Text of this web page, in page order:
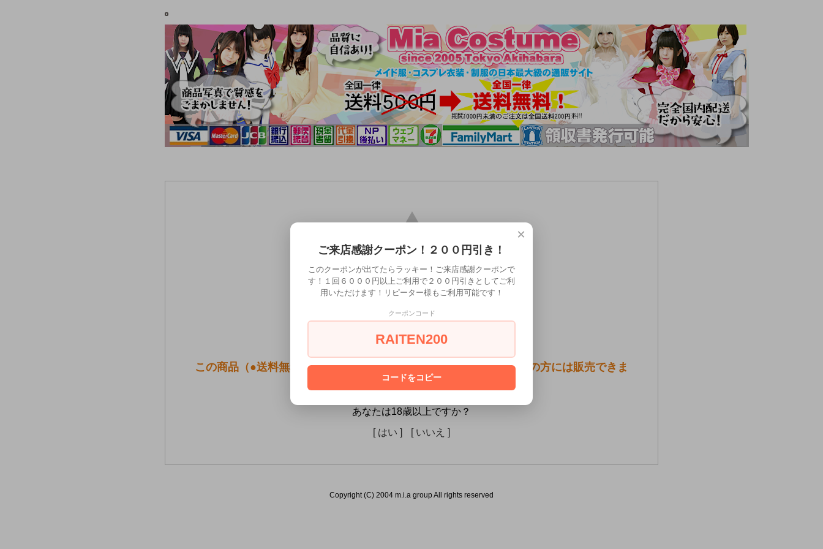
この商品（●送料無料●Ｊｏｙｎｕｓ （Ｓ） ZA521）は18歳未満の方には販売できま
せん。
あなたは18歳以上ですか？
[ はい ]
[ いいえ ]
Copyright (C) 2004 m.i.a group All rights reserved
×
ご来店感謝クーポン！２００円引き！
このクーポンが出てたらラッキー！ご来店感謝クーポンで
す！１回６０００円以上ご利用で２００円引きとしてご利
用いただけます！リピーター様もご利用可能です！
クーポンコード
RAITEN200
コードをコピー